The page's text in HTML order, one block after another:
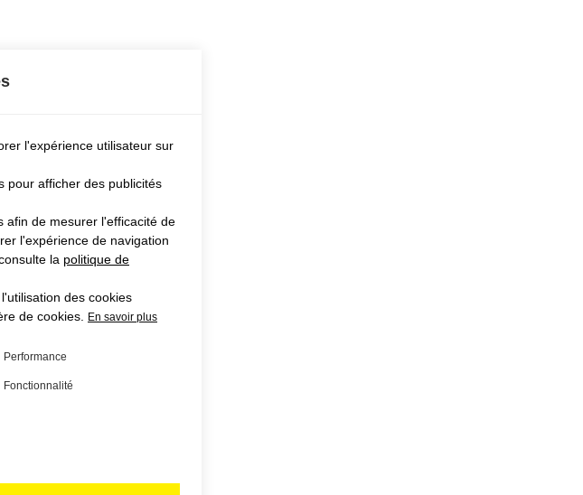
l'expérience utilisateur sur
pour afficher des publicités
afin de mesurer l'efficacité de
l'expérience de navigation
la politique de
des cookies
de cookies.
En savoir plus
Performance
Fonctionnalité